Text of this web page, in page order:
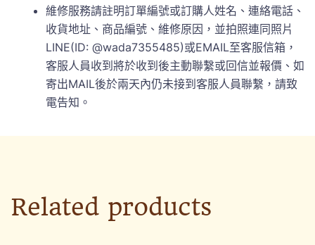
維修服務請註明訂單編號或訂購人姓名、連絡電話、
收貨地址、商品編號、維修原因，並拍照連同照片
LINE(ID: @wada7355485)或EMAIL至客服信箱，
客服人員收到將於收到後主動聯繫或回信並報價、如
寄出MAIL後於兩天內仍未接到客服人員聯繫，請致
電告知。
Related products